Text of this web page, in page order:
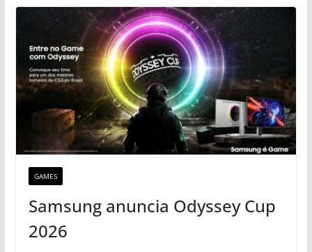
GAMES
Samsung anuncia Odyssey Cup
2026